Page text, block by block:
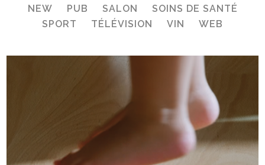
NEW
PUB SALON
SOINS DE SANTÉ
SPORT
TÉLÉVISION VIN WEB